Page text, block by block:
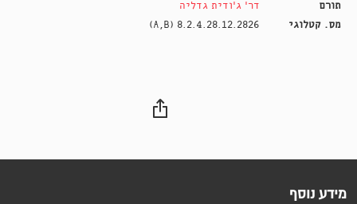
תורם
דר' ג'ודית גדליה
מס. קטלוגי
8.2.4.28.12.2826 (A,B)
מידע נוסף